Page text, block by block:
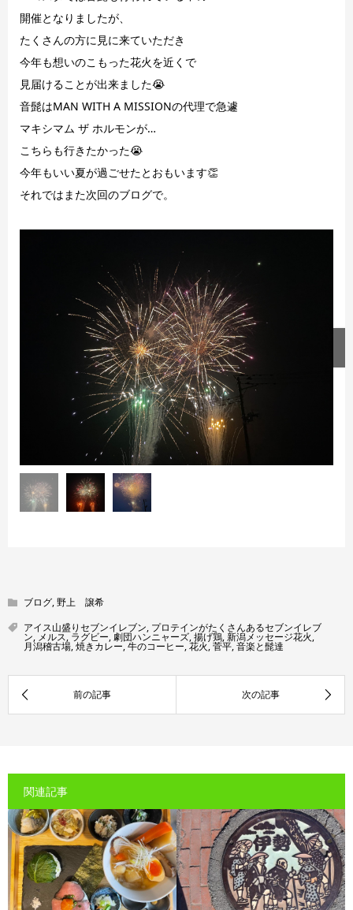
開催となりましたが、
たくさんの方に見に来ていただき
今年も想いのこもった花火を近くで
見届けることが出来ました😭
音髭はMAN WITH A MISSIONの代理で急遽
マキシマム ザ ホルモンが…
こちらも行きたかった😭
今年もいい夏が過ごせたとおもいます👏
それではまた次回のブログで。
ブログ,野上 譲希
アイス山盛りセブンイレブン, プロテインがたくさんあるセブンイレブ
ン,メルス,ラグビー,劇団ハンニャーズ,揚げ鶏,新潟メッセージ花火,
月潟稽古場,焼きカレー,牛のコーヒー,花火,菅平,音楽と髭達
関連記事